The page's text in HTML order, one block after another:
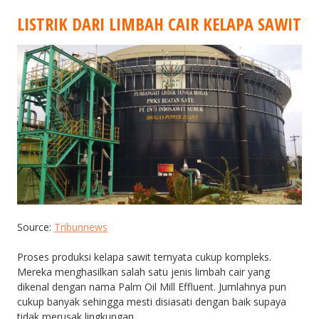
LISTRIK DARI LIMBAH CAIR KELAPA SAWIT
Source: Tribunnews
Proses produksi kelapa sawit ternyata cukup kompleks.
Mereka menghasilkan salah satu jenis limbah cair yang
dikenal dengan nama Palm Oil Mill Effluent. Jumlahnya pun
cukup banyak sehingga mesti disiasati dengan baik supaya